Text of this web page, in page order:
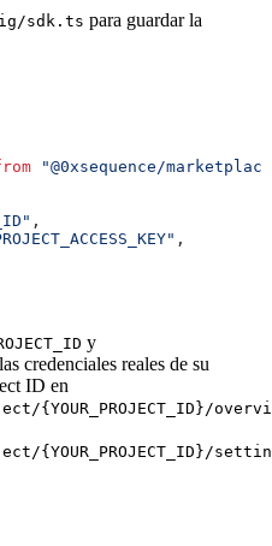
sdk.ts para guardar la
"@0xsequence/
,
,
y
credenciales reales de su
ID en
{YOUR_PROJECT_ID}/